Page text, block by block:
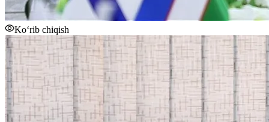
Ko‘rib chiqish